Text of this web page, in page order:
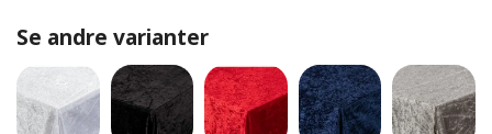
Se andre varianter